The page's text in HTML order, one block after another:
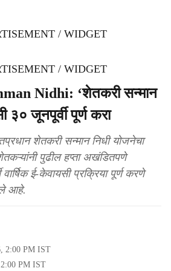
/ WIDGET
/ WIDGET
Nidhi: ‘शेतकरी सन्मान
३० जूनपूर्वी पूर्ण करा
शेतकरी सन्मान निधी योजनेचा
पुढील हप्ता अखंडितपणे
वार्षिक ई-केवायसी प्रक्रिया पूर्ण करणे
आहे.
2:00 PM IST
PM IST